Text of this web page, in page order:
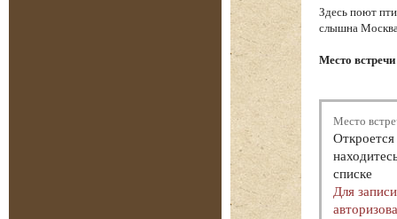
Здесь поют
слышна
Место
Место
списке
Для